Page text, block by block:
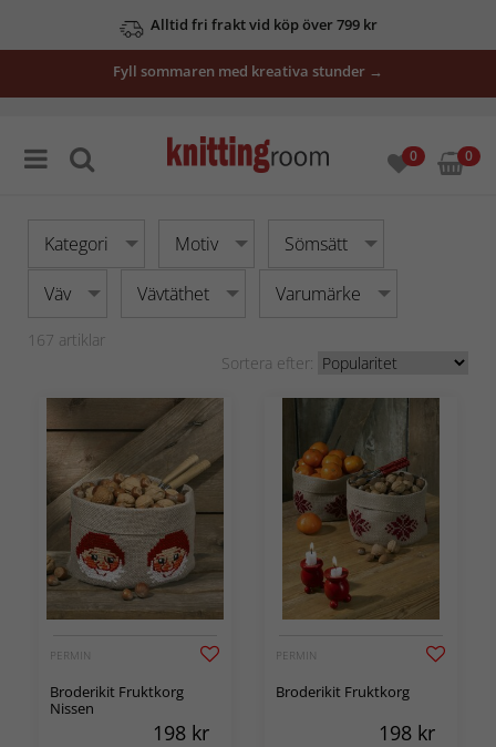
Se våra erbjudanden här
Fyll sommaren med kreativa stunder →
0 0
Kategori Motiv Sömsätt
Väv Vävtäthet Varumärke
167 artiklar
Sortera efter:
PERMIN
Broderikit Fruktkorg
Nissen
198 kr
PERMIN
Broderikit Fruktkorg
198 kr